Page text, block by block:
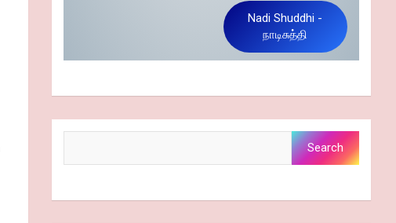
Nadi Shuddhi -
நாடிசுத்தி
Search